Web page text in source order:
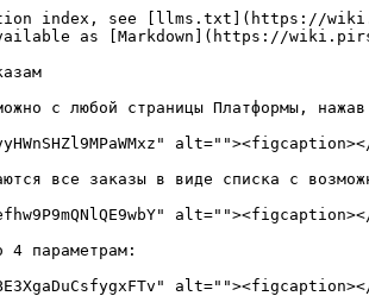
index, see [llms.txt](https://
as [Markdown](https://
с любой страницы Платформы,
все заказы в виде списка с
4 параметрам: